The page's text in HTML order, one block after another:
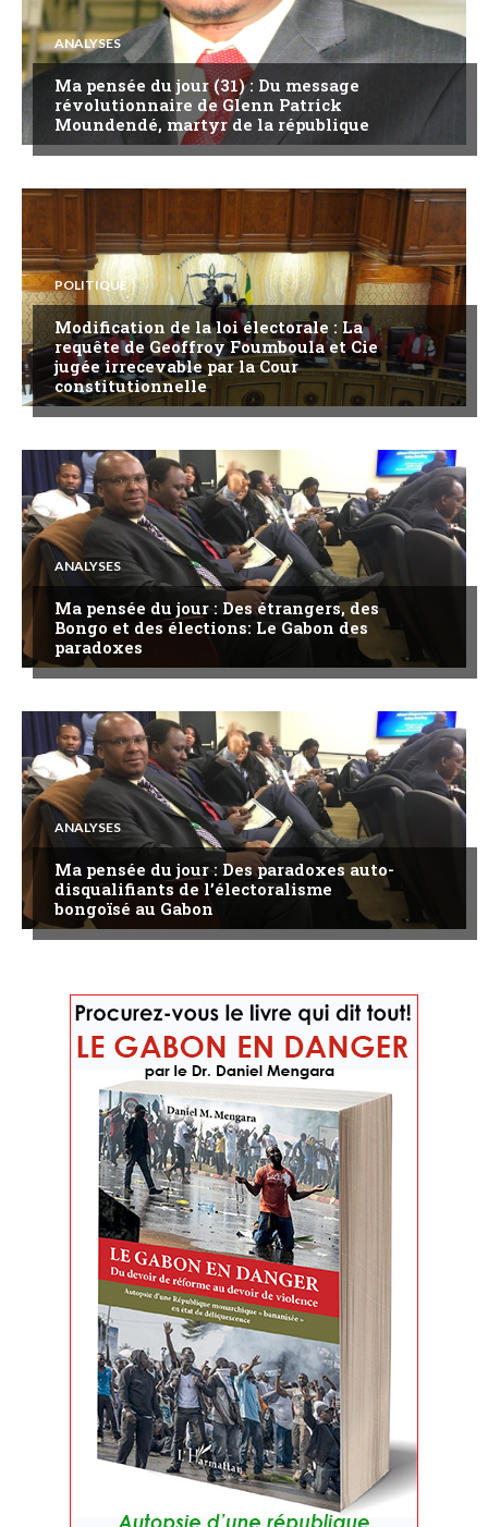
ANALYSES
Ma pensée du jour (31) : Du message
révolutionnaire de Glenn Patrick
Moundendé, martyr de la république
POLITIQUE
Modification de la loi électorale : La
requête de Geoffroy Foumboula et Cie
jugée irrecevable par la Cour
constitutionnelle
ANALYSES
Ma pensée du jour : Des étrangers, des
Bongo et des élections: Le Gabon des
paradoxes
ANALYSES
Ma pensée du jour : Des paradoxes auto-
disqualifiants de l’électoralisme
bongoïsé au Gabon